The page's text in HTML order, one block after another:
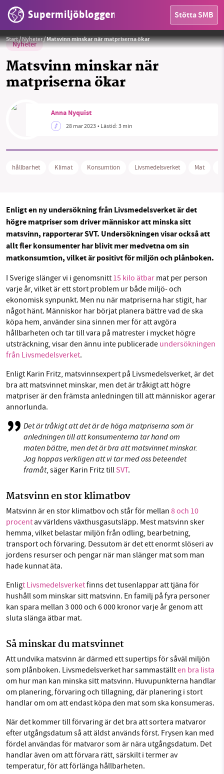
Supermiljöbloggen Stötta SMB
OMRÅDEN
MILJÖFAKTA
Sök Sparade inlägg Tipsa oss
BlueSky
Start/Nyheter/Matsvinn minskar när matpriserna ökar
Nyheter
Matsvinn minskar när
matpriserna ökar
Rita-👩‍🍳 und 📷 mit ❤ / Pixabay
Anna Nyquist
28 mar 2023• Lästid:3 min
hållbarhet Klimat Konsumtion Livsmedelsverket Mat
Enligt en ny undersökning från Livsmedelsverket är det
högre matpriser som driver människor att minska sitt
matsvinn, rapporterar SVT. Undersökningen visar också att
allt fler konsumenter har blivit mer medvetna om sin
matkonsumtion, vilket är positivt för miljön och plånboken.
I Sverige slänger vi i genomsnitt 15 kilo ätbar mat per person
varje år, vilket är ett stort problem ur både miljö- och
ekonomisk synpunkt. Men nu när matpriserna har stigit, har
något hänt. Människor har börjat planera bättre vad de ska
köpa hem, använder sina sinnen mer för att avgöra
hållbarheten och tar till vara på matrester i mycket högre
utsträckning, visar den ännu inte publicerade undersökningen
från Livsmedelsverket.
Enligt Karin Fritz, matsvinnsexpert på Livsmedelsverket, är det
bra att matsvinnet minskar, men det är tråkigt att högre
matpriser är den främsta anledningen till att människor agerar
annorlunda.
Det är tråkigt att det är de höga matpriserna som är
anledningen till att konsumenterna tar hand om
maten bättre, men det är bra att matsvinnet minskar.
Jag hoppas verkligen att vi tar med oss beteendet
framåt, säger Karin Fritz till SVT.
Matsvinn en stor klimatbov
Matsvinn är en stor klimatbov och står för mellan 8 och 10
procentav världens växthusgasutsläpp. Mest matsvinn sker
hemma, vilket belastar miljön från odling, bearbetning,
transport och förvaring. Dessutom är det ett enormt slöseri av
jordens resurser och pengar när man slänger mat som man
hade kunnat äta.
Enligt Livsmedelsverketfinns det tusenlappar att tjäna för
hushåll som minskar sitt matsvinn. En familj på fyra personer
kan spara mellan 3 000 och 6 000 kronor varje år genom att
sluta slänga ätbar mat.
Så minskar du matsvinnet
Att undvika matsvinn är därmed ett supertips för såväl miljön
som plånboken. Livsmedelsverket har sammaställten bra lista
om hur man kan minska sitt matsvinn. Huvupunkterna handlar
om planering, förvaring och tillagning, där planering i stort
handlar om om att endast köpa den mat som ska konsumeras.
När det kommer till förvaring är det bra att sortera matvaror
efter utgångsdatum så att äldst används först. Frysen kan med
fördel användas för matvaror som är nära utgångsdatum. Det
handlar även om att förvara rätt, särskilt i termer av
temperatur, för att förlänga hållbarheten.
SMB kämpar för en hållbar framtid. Sedan
starten 2010 har vår ideella redaktion drivit
miljödebatten framåt genom
nyhetsbevakning och granskningar. Nu vill vi
utveckla vårt arbete – och vi hoppas att du
vill hjälpa oss.
Stötta vårt arbete genom att swisha en slant till
1231368703
Läs vad vi vill göra